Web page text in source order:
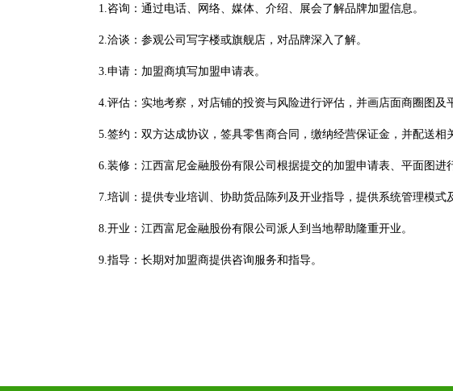
1.咨询：通过电话、网络、媒体、介绍、展会了解品牌加盟信息。
2.洽谈：参观公司写字楼或旗舰店，对品牌深入了解。
3.申请：加盟商填写加盟申请表。
4.评估：实地考察，对店铺的投资与风险进行评估，并画店面商圈图及
5.签约：双方达成协议，签具零售商合同，缴纳经营保证金，并配送相
6.装修：江西富尼金融股份有限公司根据提交的加盟申请表、平面图进
7.培训：提供专业培训、协助货品陈列及开业指导，提供系统管理模式
8.开业：江西富尼金融股份有限公司派人到当地帮助隆重开业。
9.指导：长期对加盟商提供咨询服务和指导。